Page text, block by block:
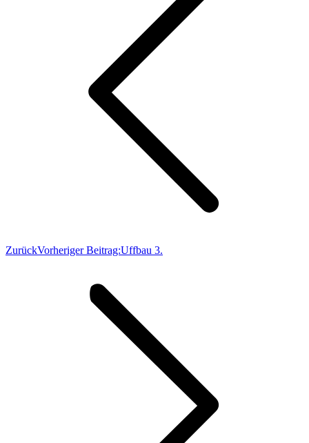
ZurückVorheriger Beitrag:Uffbau 3.